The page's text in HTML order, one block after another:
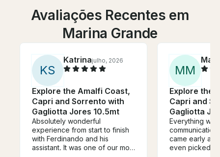
Avaliações Recentes em
Marina Grande
KS
Katrinajulho, 2026
Explore the Amalfi Coast,
Capri and Sorrento with
Gagliotta Jores 10.5mt
Absolutely wonderful
experience from start to finish
with Ferdinando and his
assistant. It was one of our most
MM
Matt
Explore the
Capri and
Gagliotta
Everything
came early
even picked